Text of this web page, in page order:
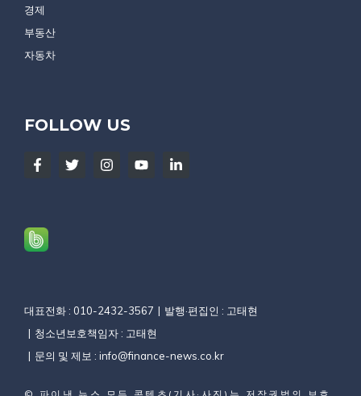
경제
부동산
자동차
FOLLOW US
대표전화 : 010-2432-3567
발행·편집인 : 고태현
청소년보호책임자 : 고태현
문의 및 제보 : info@finance-news.co.kr